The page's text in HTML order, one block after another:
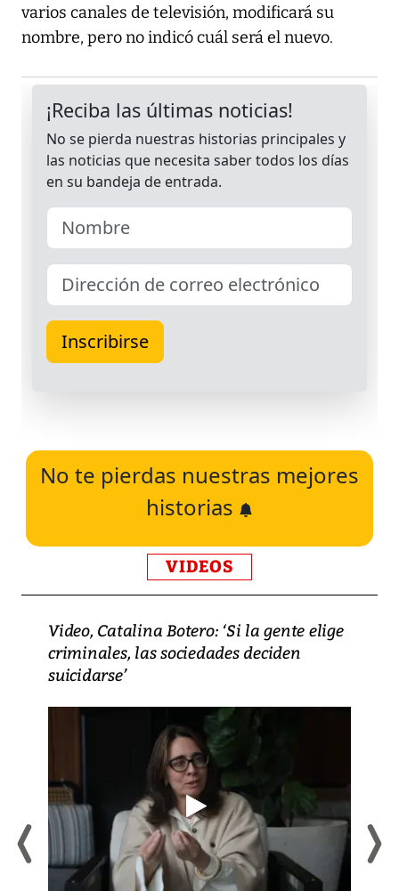
varios canales de televisión, modificará su
nombre, pero no indicó cuál será el nuevo.
No te pierdas nuestras mejores
historias
VIDEOS
Video, Catalina Botero: ‘Si la gente elige
criminales, las sociedades deciden
suicidarse’